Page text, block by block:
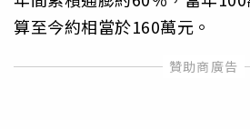
算至今約相當於160萬元。